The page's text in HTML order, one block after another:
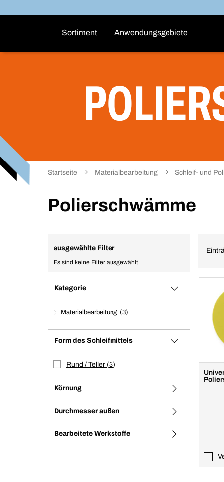
Sortiment Anwendungsgebiete
Startseite Materialbearbeitung Schleif- und
Polierschwämme
ausgewählte Filter
Es sind keine Filter ausgewählt
Kategorie
Materialbearbeitung 3
Form des Schleifmittels
Rund / Teller 3
Körnung
Durchmesser außen
Bearbeitete Werkstoffe